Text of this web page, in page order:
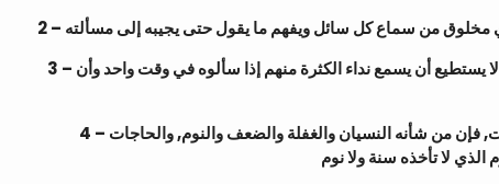
3 – وعلى فرض معرفة أحد سوى الله بلغات العالم -وهو مستحيل- فهو لا يستطيع أن يسمع نداء الكثرة منهم إذا سألوه في وقت واحد وأن
4 – ولا يتمكن الإنسان ونحوه من الاستماع للسائلين وإجابتهم في كل وقت, فإن من شأنه النسيان والغفلة والضعف والنوم, والحاجات